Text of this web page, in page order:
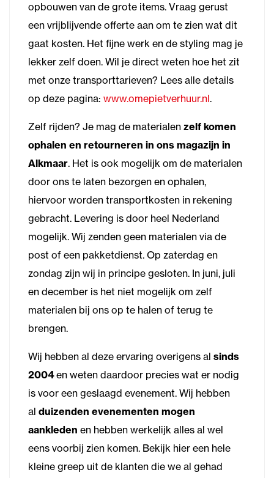
opbouwen van de grote items. Vraag gerust
een vrijblijvende offerte aan om te zien wat dit
gaat kosten. Het fijne werk en de styling mag je
lekker zelf doen. Wil je direct weten hoe het zit
met onze transporttarieven? Lees alle details
op deze pagina: www.omepietverhuur.nl.
Zelf rijden? Je mag de materialen zelf komen
ophalen en retourneren in ons magazijn in
Alkmaar. Het is ook mogelijk om de materialen
door ons te laten bezorgen en ophalen,
hiervoor worden transportkosten in rekening
gebracht. Levering is door heel Nederland
mogelijk. Wij zenden geen materialen via de
post of een pakketdienst. Op zaterdag en
zondag zijn wij in principe gesloten. In juni, juli
en december is het niet mogelijk om zelf
materialen bij ons op te halen of terug te
brengen.
Wij hebben al deze ervaring overigens al sinds
2004en weten daardoor precies wat er nodig
is voor een geslaagd evenement. Wij hebben
al duizenden evenementen mogen
aankleden en hebben werkelijk alles al wel
eens voorbij zien komen. Bekijk hier een hele
kleine greep uit de klanten die we al gehad